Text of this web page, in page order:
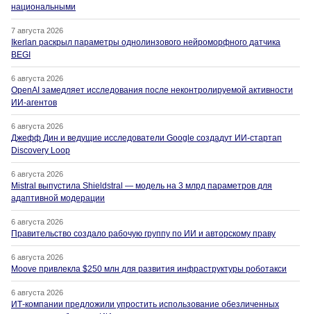
национальными
7 августа 2026
Ikerlan раскрыл параметры однолинзового нейроморфного датчика
BEGI
6 августа 2026
OpenAI замедляет исследования после неконтролируемой активности
ИИ-агентов
6 августа 2026
Джефф Дин и ведущие исследователи Google создадут ИИ-стартап
Discovery Loop
6 августа 2026
Mistral выпустила Shieldstral — модель на 3 млрд параметров для
адаптивной модерации
6 августа 2026
Правительство создало рабочую группу по ИИ и авторскому праву
6 августа 2026
Moove привлекла $250 млн для развития инфраструктуры роботакси
6 августа 2026
ИТ-компании предложили упростить использование обезличенных